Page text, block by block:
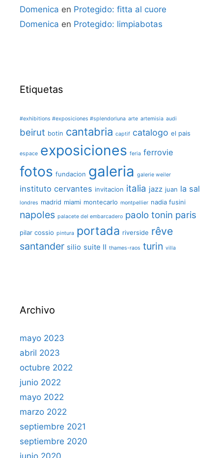
Domenica en Protegido: fitta al cuore
Domenica en Protegido: limpiabotas
Etiquetas
#exhibitions #exposiciones #splendorluna arte artemisia audi
beirut botin cantabria captif catalogo el pais
espace exposiciones feria ferrovie
fotos fundacion galeria galerie weiler
instituto cervantes invitacion italia jazz juan la sal
londres madrid miami montecarlo montpellier nadia fusini
napoles palacete del embarcadero paolo tonin paris
pilar cossio pintura portada riverside rêve
santander silio suite II thames-raos turin villa
Archivo
mayo 2023
abril 2023
octubre 2022
junio 2022
mayo 2022
marzo 2022
septiembre 2021
septiembre 2020
junio 2020